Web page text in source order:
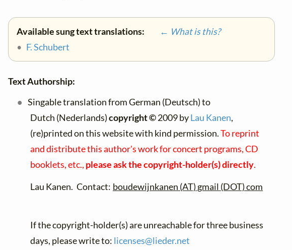
Available sung text translations:
← What is this?
• F. Schubert
Text Authorship:
Singable translation from German (Deutsch) to
Dutch (Nederlands)copyright ©2009 byLau Kanen,
(re)printed on this website with kind permission.To reprint
and distribute this author's work for concert programs, CD
booklets, etc., please ask the copyright-holder(s) directly.
Lau Kanen. Contact: boudewijnkanen (AT) gmail (DOT) com
If the copyright-holder(s) are unreachable for three business
days, please write to: licenses@lieder.net